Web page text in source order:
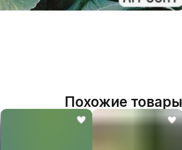
Похожие товары